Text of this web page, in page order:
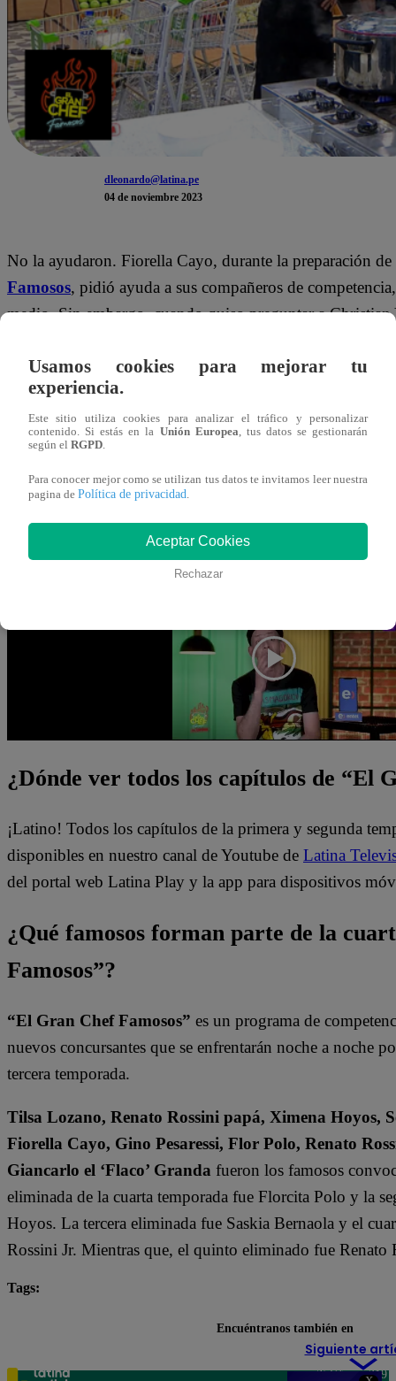
dleonardo@latina.pe
04 de noviembre 2023
No la ayudaron. Fiorella Cayo, durante la preparación
Famosos, pidió ayuda a sus compañeros de
medio. Sin embargo, cuando quiso preguntar a Christian
Cayo al ver esta situación comentó:
“Ay no, creo que
motivo por el cual no la ayuda:
me da mala suerte, me va mal
Por su parte, Tilsa también dio su opinión sobre pedir
Eso ya deberías saberlo”.
Este sábado 4 de noviembre,Sergio el ‘Checho’ Ibarra
se enfrentan en la cocina de “El Gran Chef
esta gala, uno de ellos dejará permanentemente el
¿Dónde ver todos los capítulos de “El
¡Latino! Todos los capítulos de la primera y segunda
disponibles en nuestro canal de Youtube de Latina
del portal web Latina Play y la app para dispositivos
¿Qué famosos forman parte de la
Famosos”?
“El Gran Chef Famosos” es un programa de
nuevos concursantes que se enfrentarán noche a noche
tercera temporada.
Tilsa Lozano, Renato Rossini papá, Ximena Hoyos,
Fiorella Cayo, Gino Pesaressi, Flor Polo, Renato
Giancarlo el ‘Flaco’ Granda fueron los famosos
eliminada de la cuarta temporada fue Florcita Polo y la
Hoyos. La tercera eliminada fue Saskia Bernaola y el
Rossini Jr. Mientras que, el quinto eliminado fue Renato
Tags:
Siguiente
Usamos cookies para mejorar tu
experiencia.
Este sitio utiliza cookies para analizar el tráfico y personalizar
contenido. Si estás en la Unión Europea, tus datos se gestionarán
según el RGPD.
Para conocer mejor como se utilizan tus datos te invitamos leer nuestra
pagina de Política de privacidad.
Aceptar Cookies
Rechazar
Encuéntranos también en
Teléfono: 219